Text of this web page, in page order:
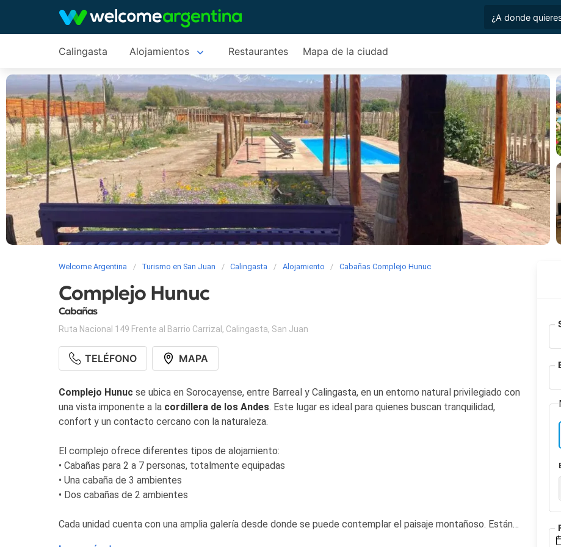
Calingasta Alojamientos Restaurantes Mapa de la ciudad
Welcome Argentina Turismo en San Juan Calingasta Alojamiento Cabañas Complejo Hunuc
Complejo Hunuc
Cabañas
Ruta Nacional 149 Frente al Barrio Carrizal , Calingasta, San Juan
TELÉFONO MAPA
Complejo Hunuc se ubica en Sorocayense, entre Barreal y Calingasta, en un entorno natural privilegiado con
una vista imponente a la cordillera de los Andes. Este lugar es ideal para quienes buscan tranquilidad,
confort y un contacto cercano con la naturaleza.
El complejo ofrece diferentes tipos de alojamiento:
• Cabañas para 2 a 7 personas, totalmente equipadas
• Una cabaña de 3 ambientes
• Dos cabañas de 2 ambientes
Cada unidad cuenta con una amplia galería desde donde se puede contemplar el paisaje montañoso. Están